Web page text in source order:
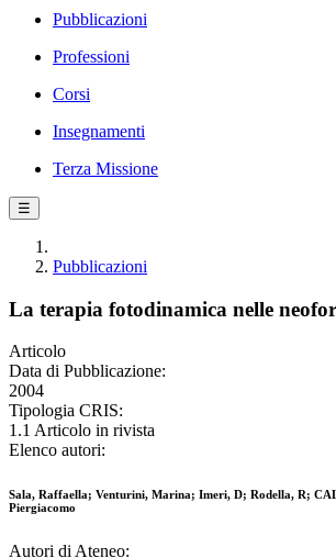
Pubblicazioni
Professioni
Corsi
Insegnamenti
Terza Missione
☰
Pubblicazioni
La terapia fotodinamica nelle
Articolo
Data di Pubblicazione:
2004
Tipologia CRIS:
1.1 Articolo in rivista
Elenco autori:
Sala, Raffaella; Venturini, Marina; Imeri, D; Rodella, R;
Piergiacomo
Autori di Ateneo: